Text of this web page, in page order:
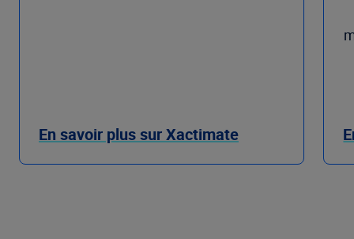
En savoir plus sur Xactimate